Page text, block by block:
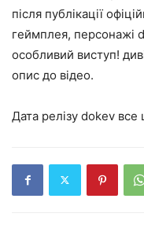
після публікації
геймплея, персонажі
особливий виступ!
опис до відео.
Дата релізу dokev